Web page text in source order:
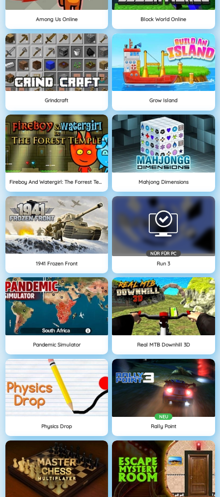
Among Us Online Block World Online
Grindcraft Grow Island
Fireboy And Watergirl: The Forrest Temple Mahjong Dimensions
1941 Frozen Front
NÜR FÜR PC
Run 3
Pandemic Simulator Real MTB Downhill 3D
Physics Drop
NEU
Rally Point